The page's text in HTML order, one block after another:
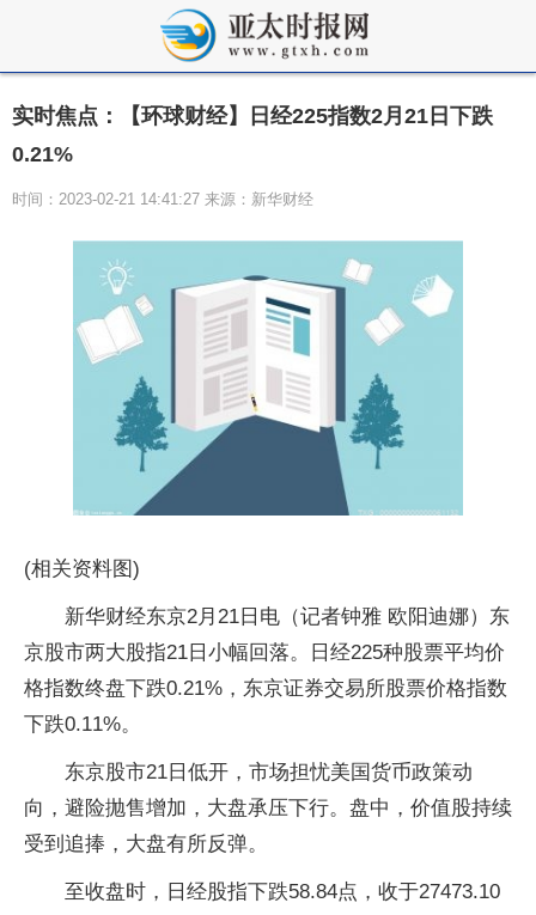
实时焦点：【环球财经】日经225指数2月21日下跌
0.21%
时间：2023-02-21 14:41:27 来源：新华财经
(相关资料图)
新华财经东京2月21日电（记者钟雅 欧阳迪娜）东
京股市两大股指21日小幅回落。日经225种股票平均价
格指数终盘下跌0.21%，东京证券交易所股票价格指数
下跌0.11%。
东京股市21日低开，市场担忧美国货币政策动
向，避险抛售增加，大盘承压下行。盘中，价值股持续
受到追捧，大盘有所反弹。
至收盘时，日经股指下跌58.84点，收于27473.10